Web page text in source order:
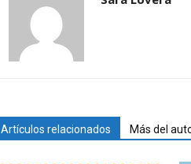
Artículos relacionados Más del